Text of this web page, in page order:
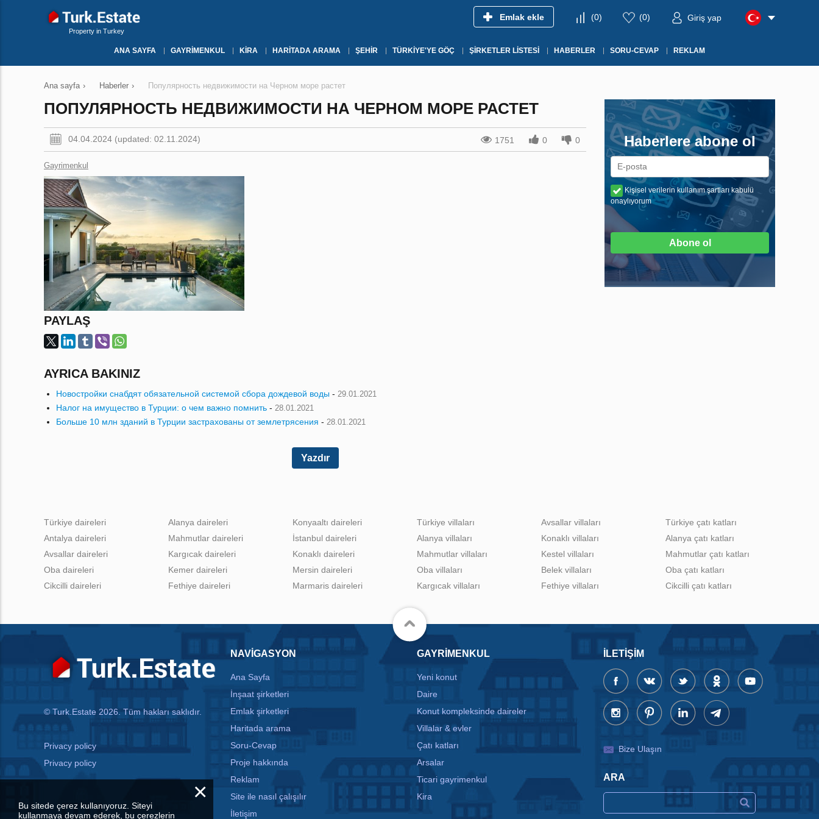
Property in Turkey
Emlak ekle (0) (0) Giriş yap
ANA SAYFA GAYRIMENKUL KIRA HARITADA ARAMA ŞEHIR TÜRKIYE'YE GÖÇ ŞIRKETLER LISTESI HABERLER SORU-CEVAP REKLAM
Ana sayfa › Haberler › Популярность недвижимости на Черном море растет
ПОПУЛЯРНОСТЬ НЕДВИЖИМОСТИ НА ЧЕРНОМ МОРЕ РАСТЕТ
04.04.2024 (updated: 02.11.2024) 1751 0 0
Gayrimenkul
PAYLAŞ
AYRICA BAKINIZ
Новостройки снабдят обязательной системой сбора дождевой воды - 29.01.2021
Налог на имущество в Турции: о чем важно помнить - 28.01.2021
Больше 10 млн зданий в Турции застрахованы от землетрясения - 28.01.2021
Yazdır
Haberlere abone ol
Kişisel verilerin kullanım şartları kabulü
onaylıyorum
Abone ol
Türkiye daireleri
Antalya daireleri
Avsallar daireleri
Oba daireleri
Cikcilli daireleri
Alanya daireleri
Mahmutlar daireleri
Kargıcak daireleri
Kemer daireleri
Fethiye daireleri
Konyaaltı daireleri
İstanbul daireleri
Konaklı daireleri
Mersin daireleri
Marmaris daireleri
Türkiye villaları
Alanya villaları
Mahmutlar villaları
Oba villaları
Kargıcak villaları
Avsallar villaları
Konaklı villaları
Kestel villaları
Belek villaları
Fethiye villaları
Türkiye çatı katları
Alanya çatı katları
Mahmutlar çatı katları
Oba çatı katları
Cikcilli çatı katları
© Turk.Estate 2026. Tüm hakları saklıdır.
Privacy policy
Privacy policy
NAVIGASYON
Ana Sayfa
İnşaat şirketleri
Emlak şirketleri
Haritada arama
Soru-Cevap
Proje hakkında
Reklam
Site ile nasıl çalışılır
İletişim
GAYRIMENKUL
Yeni konut
Daire
Konut kompleksinde daireler
Villalar & evler
Çatı katları
Arsalar
Ticari gayrimenkul
Kira
İLETIŞIM
Bize Ulaşın
ARA
×
Bu sitede çerez kullanıyoruz. Siteyi
kullanmaya devam ederek, bu çerezlerin